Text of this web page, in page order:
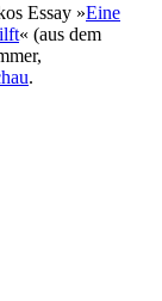
Essay »Eine
« (aus dem
.